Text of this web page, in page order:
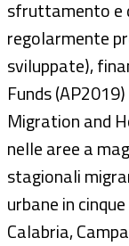
sfruttamento e
regolarmente
sviluppate),
Funds
Migration and
nelle aree a
stagionali
urbane in
Calabria,